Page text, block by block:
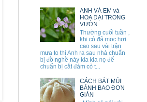
ANH VÀ EM và
HOA DẠI TRONG
VƯỜN
Thường cuối tuần ,
khi cỏ đã mọc hơi
cao sau vài trận
mưa to thì Anh ra sau nhà chuẩn
bị đồ nghề này kia kia nọ để
chuẩn bị cắt đám cỏ t...
CÁCH BẮT MÚI
BÁNH BAO ĐƠN
GIẢN